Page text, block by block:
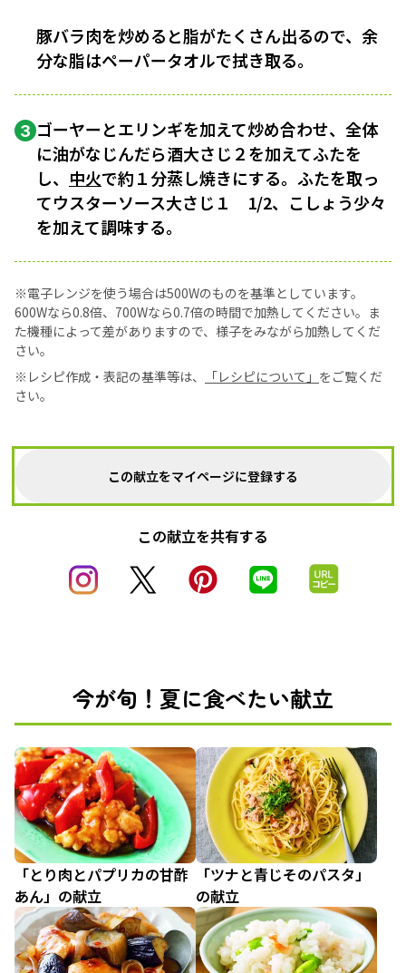
豚バラ肉を炒めると脂がたくさん出るので、余
分な脂はペーパータオルで拭き取る。
3 ゴーヤーとエリンギを加えて炒め合わせ、全体
に油がなじんだら酒大さじ２を加えてふたを
し、 中火で約１分蒸し焼きにする。ふたを取っ
てウスターソース大さじ１ 1/2、こしょう少々
を加えて調味する。
※電子レンジを使う場合は500Wのものを基準としています。
600Wなら0.8倍、700Wなら0.7倍の時間で加熱してください。ま
た機種によって差がありますので、様子をみながら加熱してくだ
さい。
※レシピ作成・表記の基準等は、
「レシピについて」 をご覧くだ
さい。
この献立をマイページに登録する
この献立を共有する
今が旬！夏に食べたい献立
「とり肉とパプリカの甘酢
あん」の献立
「ツナと青じそのパスタ」
の献立